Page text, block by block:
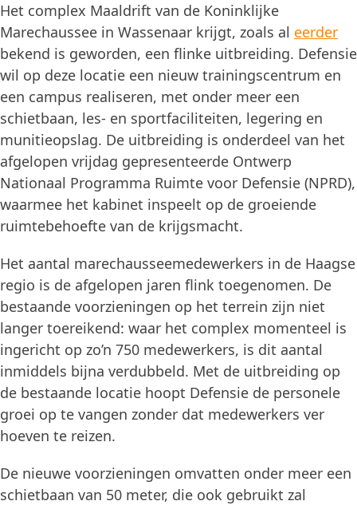
Het complex Maaldrift van de Koninklijke
Marechaussee in Wassenaar krijgt, zoals al eerder
bekend is geworden, een flinke uitbreiding. Defensie
wil op deze locatie een nieuw trainingscentrum en
een campus realiseren, met onder meer een
schietbaan, les- en sportfaciliteiten, legering en
munitieopslag. De uitbreiding is onderdeel van het
afgelopen vrijdag gepresenteerde Ontwerp
Nationaal Programma Ruimte voor Defensie (NPRD),
waarmee het kabinet inspeelt op de groeiende
ruimtebehoefte van de krijgsmacht.
Het aantal marechausseemedewerkers in de Haagse
regio is de afgelopen jaren flink toegenomen. De
bestaande voorzieningen op het terrein zijn niet
langer toereikend: waar het complex momenteel is
ingericht op zo’n 750 medewerkers, is dit aantal
inmiddels bijna verdubbeld. Met de uitbreiding op
de bestaande locatie hoopt Defensie de personele
groei op te vangen zonder dat medewerkers ver
hoeven te reizen.
De nieuwe voorzieningen omvatten onder meer een
schietbaan van 50 meter, die ook gebruikt zal